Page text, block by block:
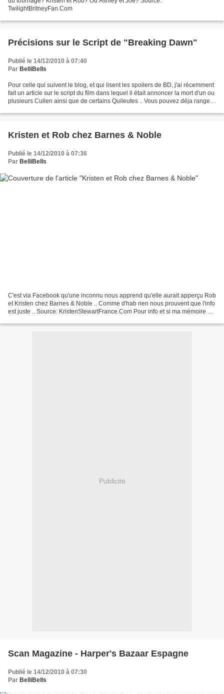
TwilightBritneyFan.Com
Précisions sur le Script de "Breaking Dawn"
Publié le 14/12/2010 à 07:40
Par BelliBells
Pour celle qui suivent le blog, et qui lisent les spoilers de BD, j'ai récemment
fait un article sur le script du film dans lequel il était annoncer la mort d'un ou
plusieurs Cullen ainsi que de certains Quileutes .. Vous pouvez déja ranger
Kristen et Rob chez Barnes & Noble
Publié le 14/12/2010 à 07:36
Par BelliBells
C'est via Facebook qu'une inconnu nous apprend qu'elle aurait apperçu Rob
et Kristen chez Barnes & Noble .. Comme d'hab rien nous prouvent que l'info
est juste .. Source: KristenStewartFrance.Com Pour info et si ma mémoire ne
Publicité
Scan Magazine - Harper's Bazaar Espagne
Publié le 14/12/2010 à 07:30
Par BelliBells